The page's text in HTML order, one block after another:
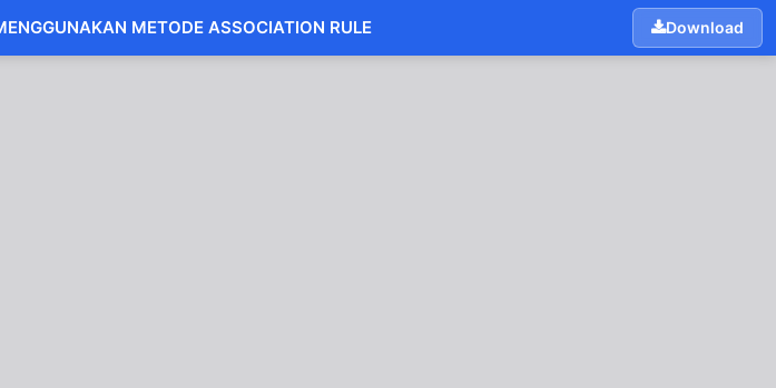
METODE ASSOCIATION RULE Download